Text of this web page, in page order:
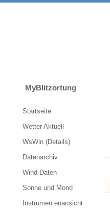
MyBlitzortung
Startseite
Wetter Aktuell
WsWin (Details)
Datenarchiv
Wind-Daten
Sonne und Mond
Instrumentenansicht